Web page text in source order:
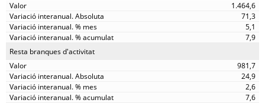
1.464,6
71,3
5,1
7,9
Resta branques d'activitat
981,7
24,9
2,6
7,6